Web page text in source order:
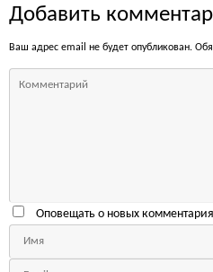
Добавить
Ваш адрес email не будет опубликован.
Оповещать о новых